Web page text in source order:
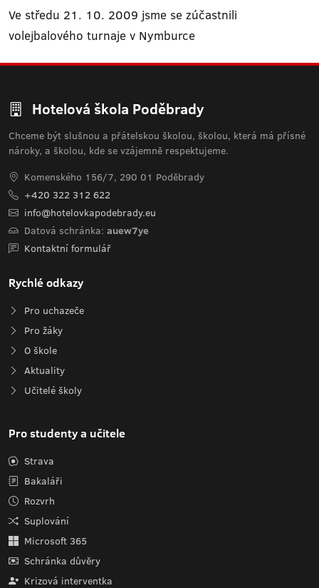
Ve středu 21. 10. 2009 jsme se zúčastnili
volejbalového turnaje v Nymburce
Hotelová škola Poděbrady
Chceme být slušnou a přátelskou školou, školou, která má přísné
nároky, a školou, kde se vzájemně respektujeme.
Komenského 156/7, 290 01 Poděbrady
+420 322 312 622
info@hotelovkapodebrady.eu
Datová schránka: auew7ye
Kontaktní formulář
Rychlé odkazy
Pro uchazeče
Pro žáky
O škole
Aktuality
Učitelé školy
Pro studenty a učitele
Strava
Bakaláři
Rozvrh
Suplování
Microsoft 365
Schránka důvěry
Krizová interventka